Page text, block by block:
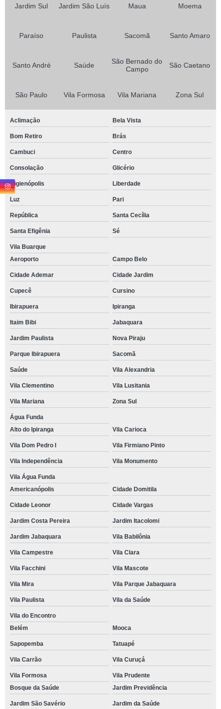
Jardim Sul Jardim São Luís Maua Moema
Paraíso Paulista Sacomã Santo Amaro
Santo André Saúde
São Bernado do
Campo
São Caetano
São Paulo Vila Formosa Vila Mariana Zona Sul
Aclimação Bela Vista
Bom Retiro Brás
Cambuci Centro
Consolação Glicério
Higienópolis Liberdade
Luz Pari
República Santa Cecília
Santa Efigênia Sé
Vila Buarque
Aeroporto
Campo Belo
Cidade Ademar Cidade Jardim
Cupecê Cursino
Ibirapuera Ipiranga
Itaim Bibi Jabaquara
Jardim Paulista Nova Piraju
Parque Ibirapuera Sacomã
Saúde Vila Alexandria
Vila Clementino Vila Lusitania
Vila Mariana Zona Sul
Água Funda
Alto do Ipiranga
Vila Carioca
Vila Dom Pedro I Vila Firmiano Pinto
Vila Independência Vila Monumento
Vila Água Funda
Americanópolis
Cidade Domitila
Cidade Leonor Cidade Vargas
Jardim Costa Pereira Jardim Itacolomi
Jardim Jabaquara Vila Babilônia
Vila Campestre Vila Clara
Vila Facchini Vila Mascote
Vila Mira Vila Parque Jabaquara
Vila Paulista Vila da Saúde
Vila do Encontro
Belém
Mooca
Sapopemba Tatuapé
Vila Carrão Vila Curuçá
Vila Formosa
Vila Prudente
Bosque da Saúde
Jardim Previdência
Jardim São Savério Jardim da Saúde